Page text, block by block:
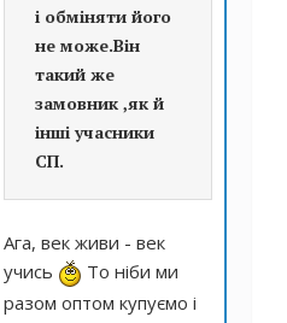
і обміняти його
не може.Він
такий же
замовник ,як й
інші учасники
СП.
Ага, век живи - век
учись
То ніби ми
разом оптом купуємо і